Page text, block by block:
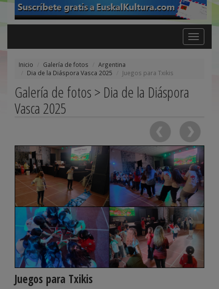
Toggle
navigation
Inicio Galería de fotos
Argentina
Dia de la Diáspora Vasca 2025
Juegos para Txikis
Galería de fotos > Dia de la Diáspora
Vasca 2025
Juegos para Txikis